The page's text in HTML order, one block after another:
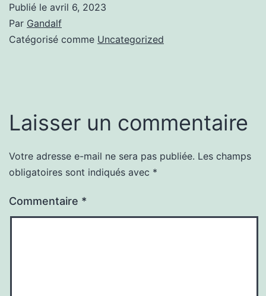
Publié le avril 6, 2023
Par Gandalf
Catégorisé comme Uncategorized
Laisser un commentaire
Votre adresse e-mail ne sera pas publiée. Les champs
obligatoires sont indiqués avec *
Commentaire *